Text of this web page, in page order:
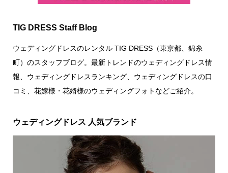
TIG DRESS Staff Blog
ウェディングドレスのレンタル TIG DRESS（東京都、錦糸
町）のスタッフブログ。最新トレンドのウェディングドレス情
報、ウェディングドレスランキング、ウェディングドレスの口
コミ、花嫁様・花婿様のウェディングフォトなどご紹介。
ウェディングドレス 人気ブランド